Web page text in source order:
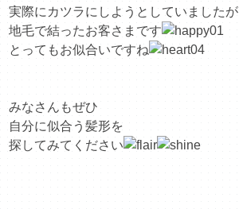
実際にカツラにしようとしていましたが
地毛で結ったお客さまです
とってもお似合いですね
みなさんもぜひ
自分に似合う髪形を
探してみてください